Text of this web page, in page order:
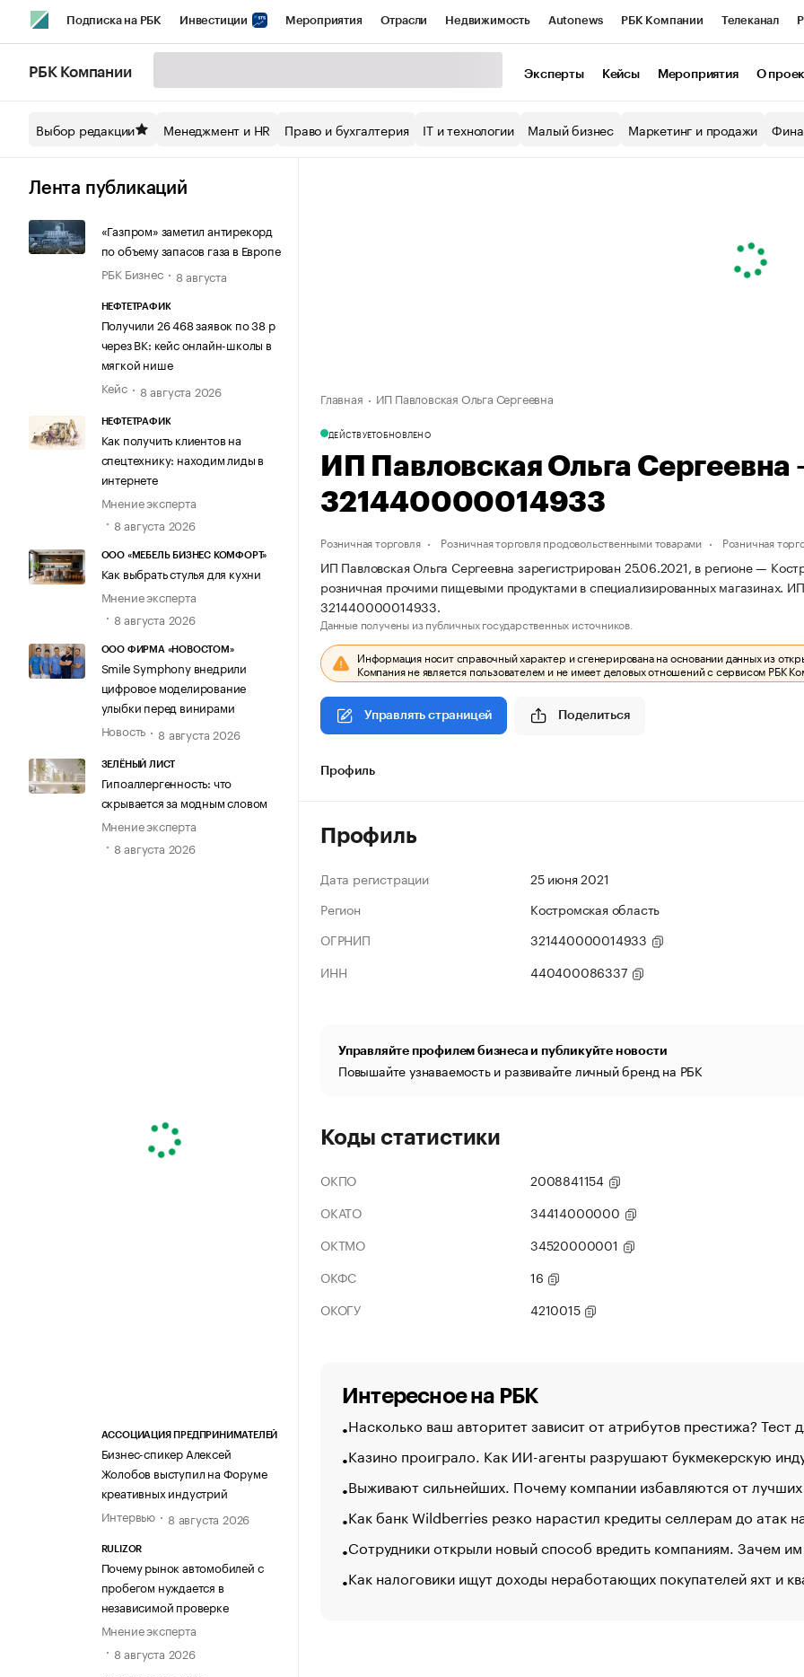
Подписка на РБК Инвестиции Мероприятия Отрасли Недвижимость Autonews РБК Компании Телеканал
Спецпроекты СПб Конференции СПб Спецпроекты Экономика Бизнес
Технологии и медиа
РБК Компании Эксперты Кейсы Мероприятия О
Выбор редакции Менеджмент и HR Право и бухгалтерия IT и технологии Малый бизнес Маркетинг и продажи
Лента публикаций
«Газпром» заметил антирекорд
по объему запасов газа в Европе
РБК Бизнес
8 августа
НЕФТЕТРАФИК
Получили 26 468 заявок по 38 р
через ВК: кейс онлайн-школы в
мягкой нише
Кейс
8 августа 2026
НЕФТЕТРАФИК
Как получить клиентов на
спецтехнику: находим лиды в
интернете
Мнение эксперта
8 августа 2026
ООО «МЕБЕЛЬ БИЗНЕС КОМФОРТ»
Как выбрать стулья для кухни
Мнение эксперта
8 августа 2026
ООО ФИРМА «НОВОСТОМ»
Smile Symphony внедрили
цифровое моделирование
улыбки перед винирами
Новость
8 августа 2026
ЗЕЛЁНЫЙ ЛИСТ
Гипоаллергенность: что
скрывается за модным словом
Мнение эксперта
8 августа 2026
АССОЦИАЦИЯ ПРЕДПРИНИМАТЕЛЕЙ
Бизнес-спикер Алексей
Жолобов выступил на Форуме
креативных индустрий
Интервью
8 августа 2026
RULIZOR
Почему рынок автомобилей с
пробегом нуждается в
независимой проверке
Мнение эксперта
8 августа 2026
Главная ИП Павловская Ольга Сергеевна
ДЕЙСТВУЕТОБНОВЛЕНО
ИП Павловская Ольга
321440000014933
Розничная торговля Розничная торговля продовольственными товарами Розничная
ИП Павловская Ольга Сергеевна зарегистрирован 25.06.2021, в регионе —
розничная прочими пищевыми продуктами в специализированных
321440000014933.
Данные получены из публичных государственных источников.
Информация носит справочный характер и сгенерирована на основании данных из
Компания не является пользователем и не имеет деловых отношений с сервисом РБК
Управлять страницей Поделиться
Профиль
Профиль
Дата регистрации
25 июня 2021
Регион
Костромская область
ОГРНИП
321440000014933
ИНН
440400086337
Управляйте профилем бизнеса и публикуйте новости
Повышайте узнаваемость и развивайте личный бренд на РБК
Коды статистики
ОКПО
2008841154
ОКАТО
34414000000
ОКТМО
34520000001
ОКФС
16
ОКОГУ
4210015
Интересное на РБК
Насколько ваш авторитет зависит от атрибутов престижа? Тест
Казино проиграло. Как ИИ-агенты разрушают букмекерскую
Выживают сильнейших. Почему компании избавляются от лучших
Как банк Wildberries резко нарастил кредиты селлерам до атак
Сотрудники открыли новый способ вредить компаниям. Зачем
Как налоговики ищут доходы неработающих покупателей яхт и